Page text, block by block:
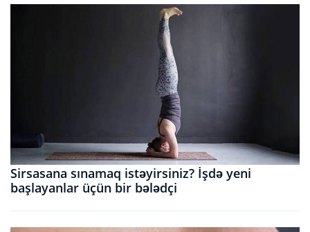
Sirsasana sınamaq istəyirsiniz? İşdə yeni
başlayanlar üçün bir bələdçi